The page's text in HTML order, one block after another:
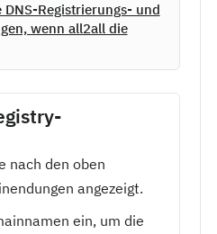
Registrierungs- und
wenn all2all die
nach den oben
angezeigt.
ein, um die